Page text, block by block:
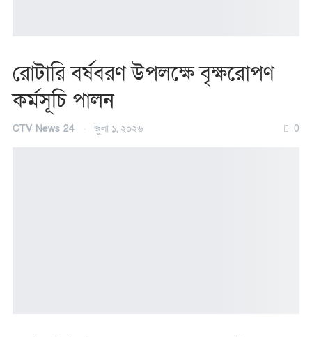
রোটারি বর্ষবরণ উপলক্ষে বৃক্ষরোপণ
কর্মসূচি পালন
CTV News 24 জুলা ১, ২০২৬ 0